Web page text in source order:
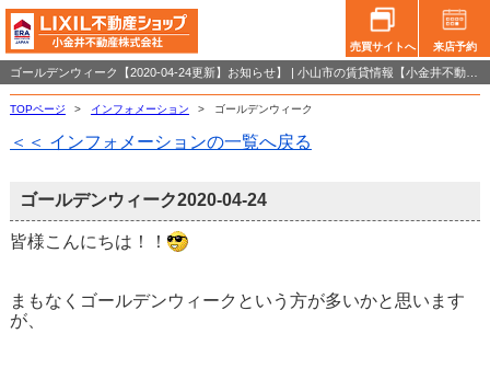
売買サイトへ 来店予約
ゴールデンウィーク【2020-04-24更新】お知らせ】 | 小山市の賃貸情報【小金井不動産小山店】
TOPページ > インフォメーション > ゴールデンウィーク
＜＜ インフォメーションの一覧へ戻る
ゴールデンウィーク2020-04-24
皆様こんにちは！！
まもなくゴールデンウィークという方が多いかと思います
が、